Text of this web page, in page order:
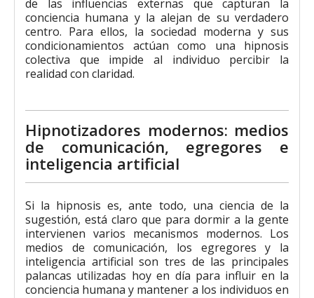
de las influencias externas que capturan la
conciencia humana y la alejan de su verdadero
centro. Para ellos, la sociedad moderna y sus
condicionamientos actúan como una hipnosis
colectiva que impide al individuo percibir la
realidad con claridad.
Hipnotizadores modernos: medios
de comunicación, egregores e
inteligencia artificial
Si la hipnosis es, ante todo, una ciencia de la
sugestión, está claro que para dormir a la gente
intervienen varios mecanismos modernos. Los
medios de comunicación, los egregores y la
inteligencia artificial son tres de las principales
palancas utilizadas hoy en día para influir en la
conciencia humana y mantener a los individuos en